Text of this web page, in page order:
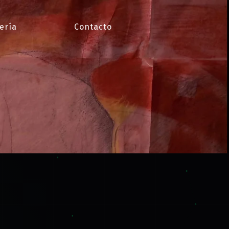
Contacto